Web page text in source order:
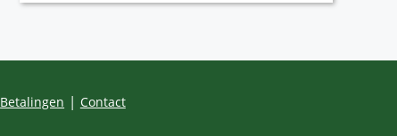
Betalingen Contact